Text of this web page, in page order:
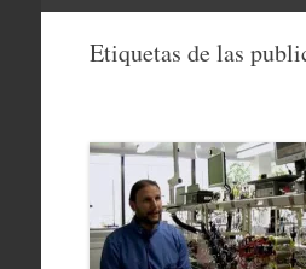
Etiquetas de las